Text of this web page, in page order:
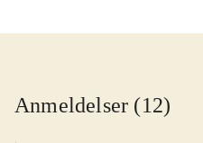
Anmeldelser (12)